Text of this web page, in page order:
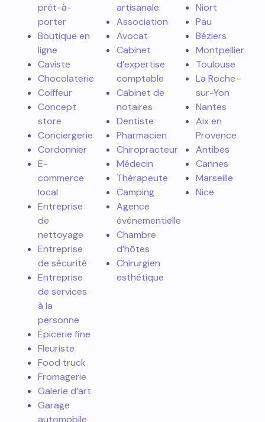
prêt-à-
porter
Boutique en
ligne
Caviste
Chocolaterie
Coiffeur
Concept
store
Conciergerie
Cordonnier
E-
commerce
local
Entreprise
de
nettoyage
Entreprise
de sécurité
Entreprise
de services
à la
personne
Épicerie fine
Fleuriste
Food truck
Fromagerie
Galerie d’art
Garage
automobile
artisanale
Association
Avocat
Cabinet
d’expertise
comptable
Cabinet de
notaires
Dentiste
Pharmacien
Chiropracteur
Médecin
Thérapeute
Camping
Agence
événementielle
Chambre
d’hôtes
Chirurgien
esthétique
Niort
Pau
Béziers
Montpellier
Toulouse
La Roche-
sur-Yon
Nantes
Aix en
Provence
Antibes
Cannes
Marseille
Nice